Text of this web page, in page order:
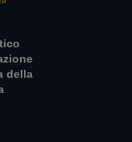
della